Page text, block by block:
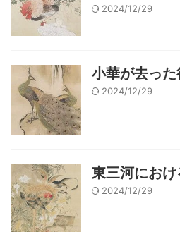
2024/12/29
小華が去っ
2024/12/29
東三河にお
2024/12/29